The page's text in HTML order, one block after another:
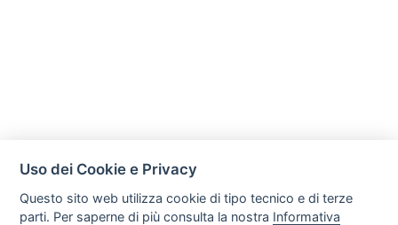
Uso dei Cookie e Privacy
Questo sito web utilizza cookie di tipo tecnico e di terze
parti. Per saperne di più consulta la nostra Informativa